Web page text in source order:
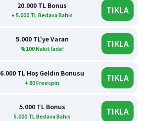
20.000 TL Bonus
+ 5.000 TL Bedava Bahis TIKLA
5.000 TL'ye Varan
%100 Nakit İade! TIKLA
6.000 TL Hoş Geldin Bonusu
+ 80 Freespin TIKLA
5.000 TL Bonus
5.000 TL Bedava Bahis TIKLA